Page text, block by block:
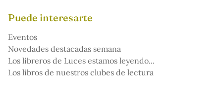
Puede interesarte
Eventos
Novedades destacadas semana
Los libreros de Luces estamos leyendo...
Los libros de nuestros clubes de lectura